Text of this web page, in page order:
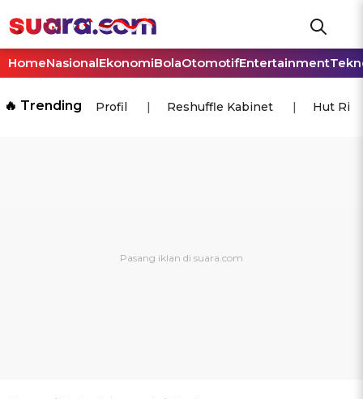
HomeNasionalEkonomiBolaOtomotifEntertainment
🔥 Trending Profil Reshuffle Kabinet Hut Ri